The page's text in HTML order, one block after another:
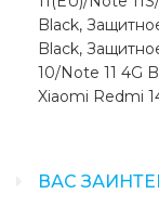
Black,
Black,
10/Note 11 4G
Xiaomi Redmi
ВАС